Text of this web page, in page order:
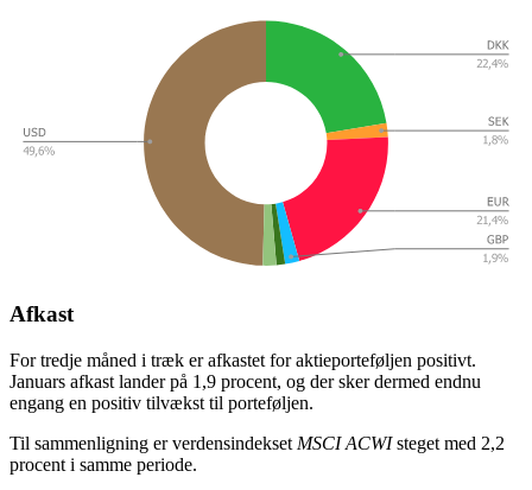
Afkast
For tredje måned i træk er afkastet for aktieporteføljen positivt.
Januars afkast lander på 1,9 procent, og der sker dermed endnu
engang en positiv tilvækst til porteføljen.
Til sammenligning er verdensindekset MSCI ACWIsteget med 2,2
procent i samme periode.